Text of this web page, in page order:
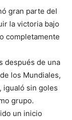
gran parte del
la victoria bajo
completamente
después de una
los Mundiales,
igualó sin goles
grupo.
un inicio